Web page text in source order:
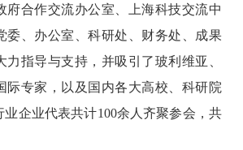
府合作交流办公室、上海科技交流中
委、办公室、科研处、财务处、成果
力指导与支持，并吸引了玻利维亚、
际专家，以及国内各大高校、科研院
业企业代表共计100余人齐聚参会，共